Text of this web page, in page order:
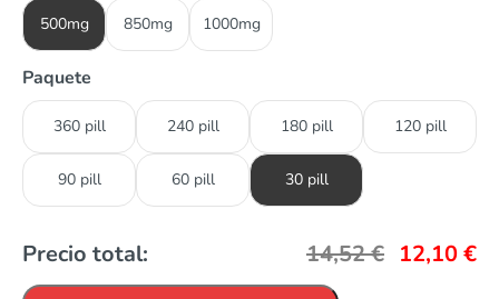
500mg 850mg 1000mg
Paquete
360 pill 240 pill 180 pill 120 pill
90 pill 60 pill 30 pill
Precio total: 14,52€ 12,10€